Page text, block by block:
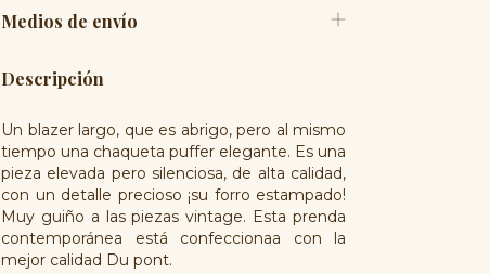
Medios de envío
Descripción
Un blazer largo, que es abrigo, pero al mismo
tiempo una chaqueta puffer elegante. Es una
pieza elevada pero silenciosa, de alta calidad,
con un detalle precioso ¡su forro estampado!
Muy guiño a las piezas vintage. Esta prenda
contemporánea está confeccionaa con la
mejor calidad Du pont.